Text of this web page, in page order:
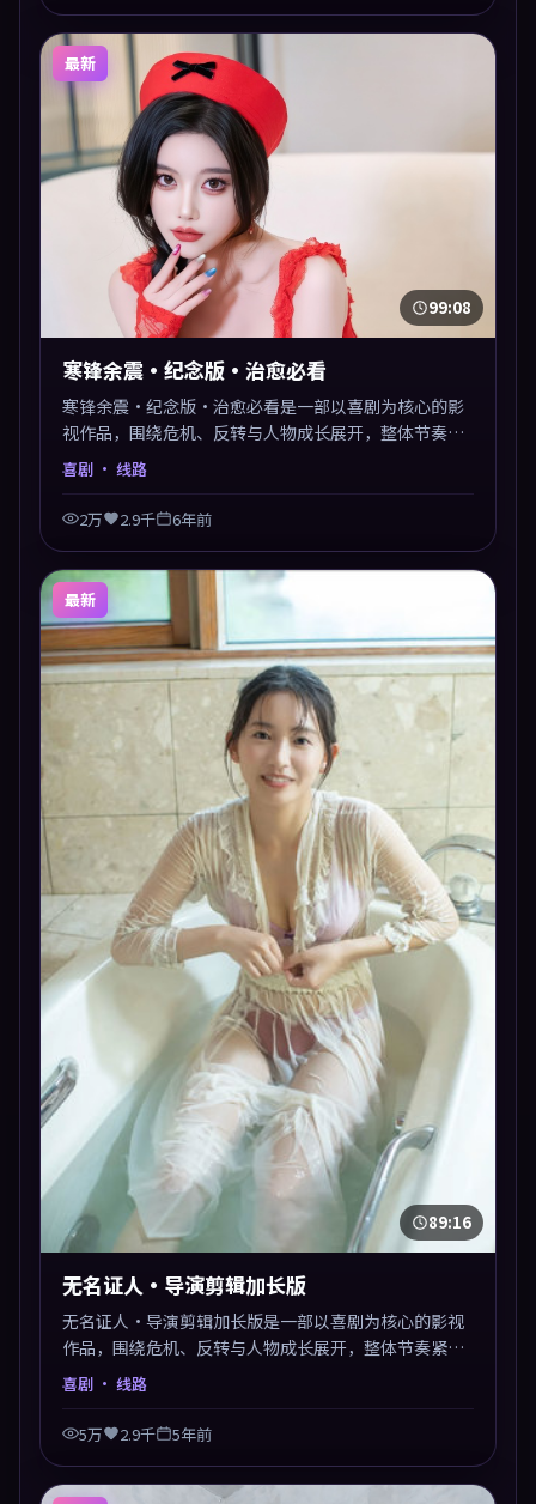
最新
99:08
寒锋余震·纪念版·治愈必看
寒锋余震·纪念版·治愈必看是一部以喜剧为核心的影
视作品，围绕危机、反转与人物成长展开，整体节奏紧
凑，值得推荐观看。
喜剧 · 线路
2万 2.9千 6年前
最新
89:16
无名证人·导演剪辑加长版
无名证人·导演剪辑加长版是一部以喜剧为核心的影视
作品，围绕危机、反转与人物成长展开，整体节奏紧
凑，值得推荐观看。
喜剧 · 线路
5万 2.9千 5年前